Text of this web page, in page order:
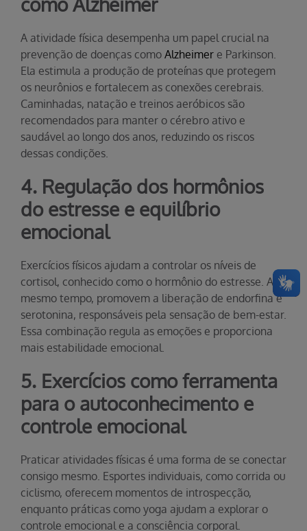
A atividade física desempenha um papel crucial na
prevenção de doenças como Alzheimer e Parkinson.
Ela estimula a produção de proteínas que protegem
os neurônios e fortalecem as conexões cerebrais.
Caminhadas, natação e treinos aeróbicos são
recomendados para manter o cérebro ativo e
saudável ao longo dos anos, reduzindo os riscos
dessas condições.
4. Regulação dos hormônios
do estresse e equilíbrio
emocional
Exercícios físicos ajudam a controlar os níveis de
cortisol, conhecido como o hormônio do estresse. Ao
mesmo tempo, promovem a liberação de endorfina e
serotonina, responsáveis pela sensação de bem-estar.
Essa combinação regula as emoções e proporciona
mais estabilidade emocional.
5. Exercícios como ferramenta
para o autoconhecimento e
controle emocional
Praticar atividades físicas é uma forma de se conectar
consigo mesmo. Esportes individuais, como corrida ou
ciclismo, oferecem momentos de introspecção,
enquanto práticas como yoga ajudam a explorar o
controle emocional e a consciência corporal.